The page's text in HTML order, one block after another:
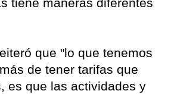
tiene maneras diferentes
que "lo que tenemos
de tener tarifas que
es que las actividades y